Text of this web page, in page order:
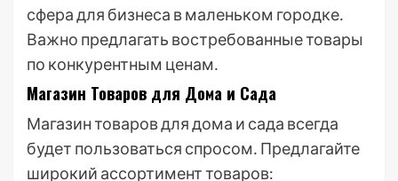
сфера для бизнеса в маленьком городке․
Важно предлагать востребованные товары
по конкурентным ценам․
Магазин Товаров для Дома и Сада
Магазин товаров для дома и сада всегда
будет пользоваться спросом․ Предлагайте
широкий ассортимент товаров: